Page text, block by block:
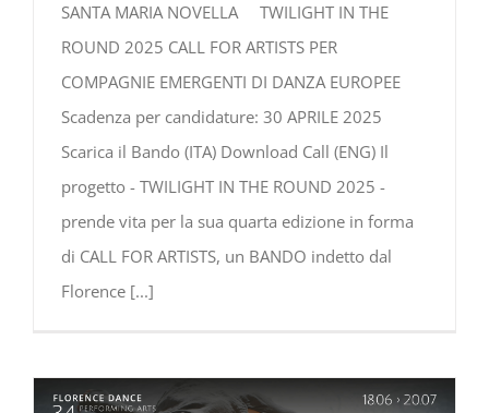
SANTA MARIA NOVELLA TWILIGHT IN THE
ROUND 2025 CALL FOR ARTISTS PER
COMPAGNIE EMERGENTI DI DANZA EUROPEE
Scadenza per candidature: 30 APRILE 2025
Scarica il Bando (ITA) Download Call (ENG) Il
progetto - TWILIGHT IN THE ROUND 2025 -
prende vita per la sua quarta edizione in forma
di CALL FOR ARTISTS, un BANDO indetto dal
Florence [...]